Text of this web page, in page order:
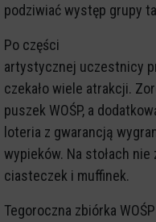
podziwiać występ grupy
Po części
artystycznej uczestnicy
czekało wiele atrakcji.
puszek WOŚP, a
loteria z gwarancją
wypieków. Na stołach
ciasteczek i muffinek.
Tegoroczna zbiórka